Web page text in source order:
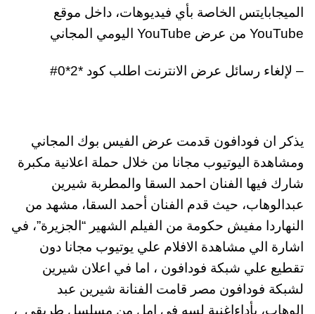
الميجابايتس الخاصة بأي فيديوهات، داخل موقع
YouTube من عرض YouTube اليومي المجاني
– لإلغاء رسائل عرض الانترنت اطلب كود *2*0#
يذكر ان فودافون قدمت عرض الفيس بوك المجاني
ومشاهدة اليوتيوب مجانا من خلال حملة اعلانية مكبرة
شارك فيها الفنان احمد السقا والمطربة شيرين
عبدالوهاب، حيث قدم الفنان أحمد السقا، مشهد من
النهاردا مفيش حكومة من الفيلم الشهير “الجزيرة”، في
اشارة الي مشاهدة الافلام علي يوتيوب مجانا دون
تقطيع علي شبكة فودافون ، اما في اعلان شيرين
لشبكة فودافون مصر قامت الفنانة شيرين عبد
الوهاب، بأداءاغنية لسه في امل من مسلسل طريقي ،